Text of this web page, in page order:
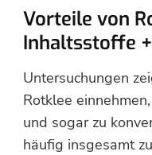
Vorteile von
Inhaltsstoffe
Untersuchungen
Rotklee
und sogar zu
häufig insgesamt